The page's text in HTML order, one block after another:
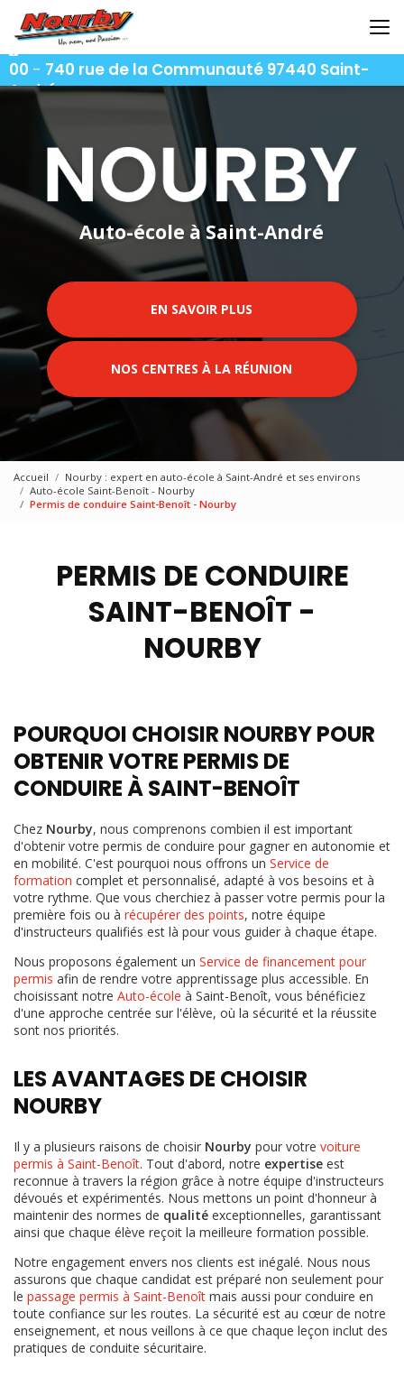
contenu
principal
06 92 92 25 51-06 92 62 62 91-06 92 94 94
00 - 740 rue de la Communauté 97440 Saint-
André
Auto-école à Saint-André
EN SAVOIR PLUS
NOS CENTRES À LA RÉUNION
Accueil
Nourby : expert en auto-école à Saint-André et ses environs
Auto-école Saint-Benoît - Nourby
Permis de conduire Saint-Benoît - Nourby
PERMIS DE CONDUIRE
SAINT-BENOÎT -
NOURBY
POURQUOI CHOISIR NOURBY POUR
OBTENIR VOTRE PERMIS DE
CONDUIRE À SAINT-BENOÎT
Chez Nourby, nous comprenons combien il est important
d'obtenir votre permis de conduire pour gagner en autonomie et
en mobilité. C'est pourquoi nous offrons un Service de
formation complet et personnalisé, adapté à vos besoins et à
votre rythme. Que vous cherchiez à passer votre permis pour la
première fois ou à récupérer des points, notre équipe
d'instructeurs qualifiés est là pour vous guider à chaque étape.
Nous proposons également un Service de financement pour
permis afin de rendre votre apprentissage plus accessible. En
choisissant notre Auto-école à Saint-Benoît, vous bénéficiez
d'une approche centrée sur l'élève, où la sécurité et la réussite
sont nos priorités.
LES AVANTAGES DE CHOISIR
NOURBY
Il y a plusieurs raisons de choisir Nourby pour votre voiture
permis à Saint-Benoît. Tout d'abord, notre expertise est
reconnue à travers la région grâce à notre équipe d'instructeurs
dévoués et expérimentés. Nous mettons un point d'honneur à
maintenir des normes de qualité exceptionnelles, garantissant
ainsi que chaque élève reçoit la meilleure formation possible.
Notre engagement envers nos clients est inégalé. Nous nous
assurons que chaque candidat est préparé non seulement pour
le passage permis à Saint-Benoît mais aussi pour conduire en
toute confiance sur les routes. La sécurité est au cœur de notre
enseignement, et nous veillons à ce que chaque leçon inclut des
pratiques de conduite sécuritaire.